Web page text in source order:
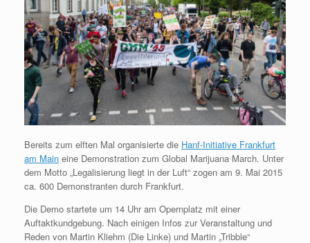
Bereits zum elften Mal organisierte die Hanf-Initiative Frankfurt
am Main eine Demonstration zum Global Marijuana March. Unter
dem Motto „Legalisierung liegt in der Luft“ zogen am 9. Mai 2015
ca. 600 Demonstranten durch Frankfurt.
Die Demo startete um 14 Uhr am Opernplatz mit einer
Auftaktkundgebung. Nach einigen Infos zur Veranstaltung und
Reden von Martin Kliehm (Die Linke) und Martin „Tribble“